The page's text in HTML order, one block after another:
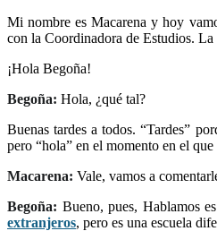
Mi nombre es Macarena y hoy
con la Coordinadora de Estudios. La
¡Hola Begoña!
Begoña: Hola, ¿qué tal?
Buenas tardes a todos. “Tardes”
pero “hola” en el momento en el que
Macarena: Vale, vamos a
Begoña: Bueno, pues, Hablamos
extranjeros, pero es una escuela